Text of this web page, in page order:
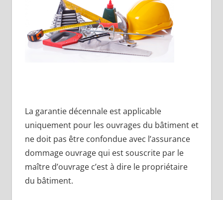
La garantie décennale est applicable
uniquement pour les ouvrages du bâtiment et
ne doit pas être confondue avec l’assurance
dommage ouvrage qui est souscrite par le
maître d’ouvrage c’est à dire le propriétaire
du bâtiment.